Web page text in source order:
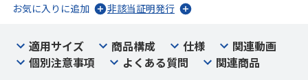
お気に入りに追加
非該当証明発行
適用サイズ 商品構成 仕様
関連動画
個別注意事項
よくある質問 関連商品